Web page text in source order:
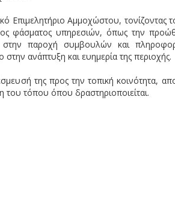
Επιμελητήριο Αμμοχώστου,
φάσματος υπηρεσιών, όπως την
παροχή συμβουλών και
ανάπτυξη και ευημερία της περιοχής.
της προς την τοπική κοινότητα,
του τόπου όπου δραστηριοποιείται.